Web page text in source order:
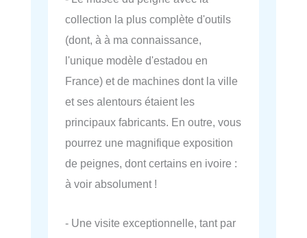
collection la plus complète d'outils
(dont, à à ma connaissance,
l'unique modèle d'estadou en
France) et de machines dont la ville
et ses alentours étaient les
principaux fabricants. En outre, vous
pourrez une magnifique exposition
de peignes, dont certains en ivoire :
à voir absolument !
- Une visite exceptionnelle, tant par